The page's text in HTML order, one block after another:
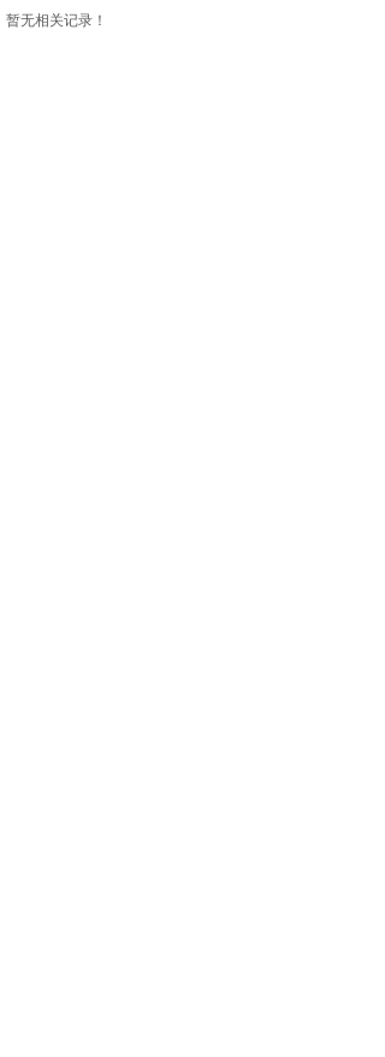
暂无相关记录！